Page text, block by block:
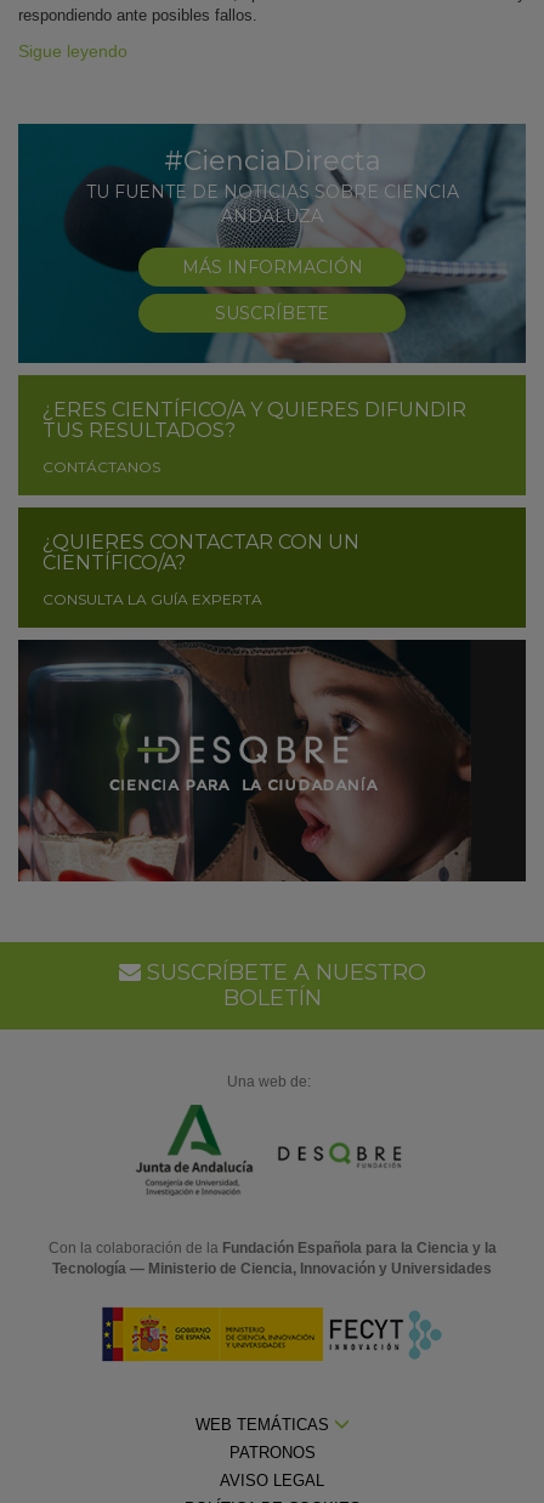
respondiendo ante posibles fallos.
Sigue leyendo
#CienciaDirecta
TU FUENTE DE NOTICIAS SOBRE CIENCIA
ANDALUZA
MÁS INFORMACIÓN
SUSCRÍBETE
¿ERES CIENTÍFICO/A Y QUIERES DIFUNDIR
TUS RESULTADOS?
CONTÁCTANOS
¿QUIERES CONTACTAR CON UN
CIENTÍFICO/A?
CONSULTA LA GUÍA EXPERTA
SUSCRÍBETE A NUESTRO
BOLETÍN
Una web de:
Con la colaboración de la Fundación Española para la Ciencia y la
Tecnología — Ministerio de Ciencia, Innovación y Universidades
WEB TEMÁTICAS
PATRONOS
AVISO LEGAL